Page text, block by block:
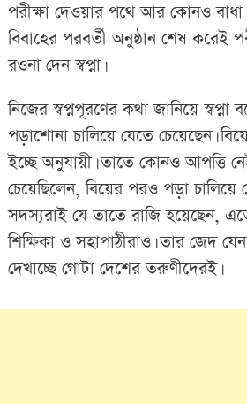
পরীক্ষা দেওয়ার পথে আর কোনও বাধা
বিবাহের পরবর্তী অনুষ্ঠান শেষ করেই
রওনা দেন স্বপ্না।
নিজের স্বপ্নপূরণের কথা জানিয়ে স্বপ্না
পড়াশোনা চালিয়ে যেতে চেয়েছেন।
ইচ্ছে অনুযায়ী। তাতে কোনও আপত্তি নেই
চেয়েছিলেন, বিয়ের পরও পড়া চালিয়ে
সদস্যরাই যে তাতে রাজি হয়েছেন,
শিক্ষিকা ও সহাপাঠীরাও। তার জেদ
দেখাচ্ছে গোটা দেশের তরুণীদেরই।